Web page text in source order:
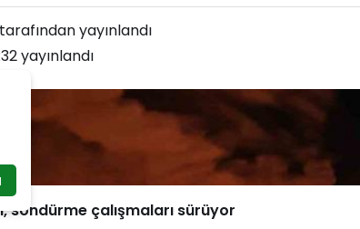
tarafından yayınlandı
yayınlandı
söndürme çalışmaları sürüyor